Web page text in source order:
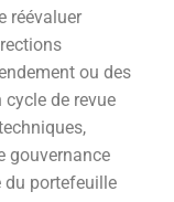
réévaluer
ou des
cycle de revue
gouvernance
du portefeuille